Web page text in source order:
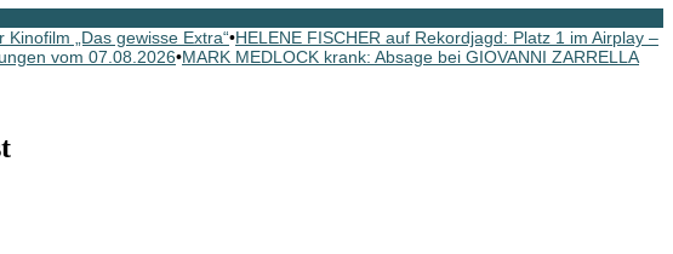
Kinofilm „Das gewisse Extra“•HELENE FISCHER auf Rekordjagd: Platz 1 im Airplay –
vom 07.08.2026•MARK MEDLOCK krank: Absage bei GIOVANNI ZARRELLA